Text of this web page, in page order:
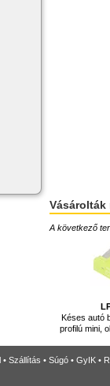
Vásárolták
A következő
Késes autó
profilú mini,
• Szállítás • Súgó • GyIK •